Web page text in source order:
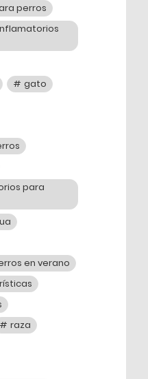
perros
gato
para
en verano
raza